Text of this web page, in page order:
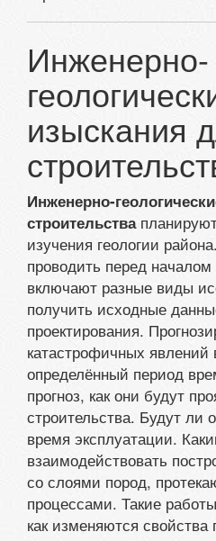
Инженерно-
изыскания
Инженерно-
строительства
изучения геологии
проводить перед
включают разные виды
получить исходные
проектирования.
катастрофичных явлений
определённый период
прогноз, как они будут
строительства. Будут ли
время эксплуатации.
взаимодействовать
со слоями пород,
процессами. Такие
как изменяются